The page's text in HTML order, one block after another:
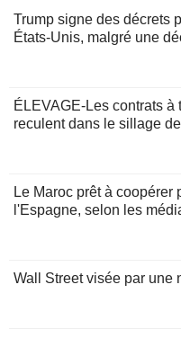
Trump signe des décrets
États-Unis, malgré une
ÉLEVAGE-Les contrats
reculent dans le sillage
Le Maroc prêt à
l'Espagne, selon les
Wall Street visée par une